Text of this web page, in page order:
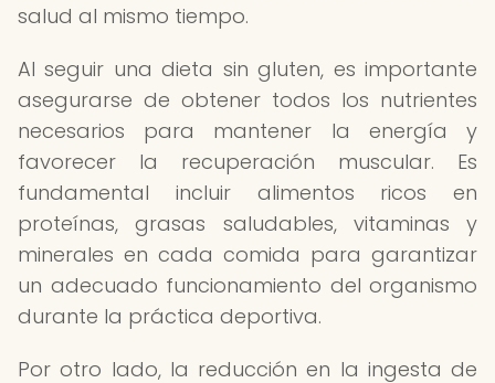
salud al mismo tiempo.
Al seguir una dieta sin gluten, es importante
asegurarse de obtener todos los nutrientes
necesarios para mantener la energía y
favorecer la recuperación muscular. Es
fundamental incluir alimentos ricos en
proteínas, grasas saludables, vitaminas y
minerales en cada comida para garantizar
un adecuado funcionamiento del organismo
durante la práctica deportiva.
Por otro lado, la reducción en la ingesta de